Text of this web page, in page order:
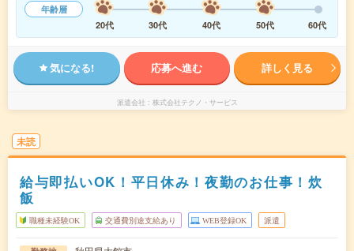
年齢層
20代
30代 40代 50代 60代
気になる! 応募へ進む 詳しく見る
派遣会社 株式会社テクノ・サービス
未読
給与即払いOK！平日休み！夜勤のお仕事！炊
飯
職種未経験OK 交通費別途支給あり WEB登録OK 派遣